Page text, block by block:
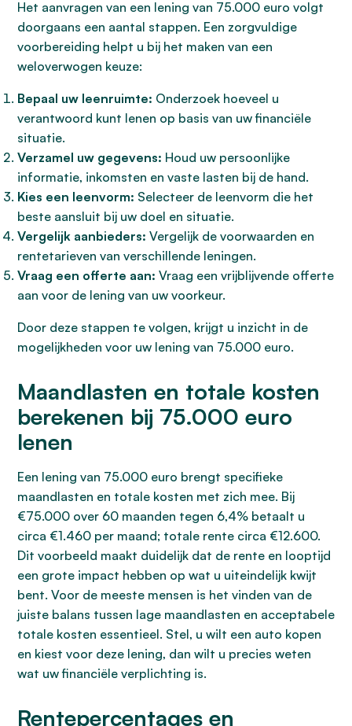
Het aanvragen van een lening van 75.000 euro volgt
doorgaans een aantal stappen. Een zorgvuldige
voorbereiding helpt u bij het maken van een
weloverwogen keuze:
Bepaal uw leenruimte: Onderzoek hoeveel u
verantwoord kunt lenen op basis van uw financiële
situatie.
Verzamel uw gegevens: Houd uw persoonlijke
informatie, inkomsten en vaste lasten bij de hand.
Kies een leenvorm: Selecteer de leenvorm die het
beste aansluit bij uw doel en situatie.
Vergelijk aanbieders: Vergelijk de voorwaarden en
rentetarieven van verschillende leningen.
Vraag een offerte aan: Vraag een vrijblijvende offerte
aan voor de lening van uw voorkeur.
Door deze stappen te volgen, krijgt u inzicht in de
mogelijkheden voor uw lening van 75.000 euro.
Maandlasten en totale kosten
berekenen bij 75.000 euro
lenen
Een lening van 75.000 euro brengt specifieke
maandlasten en totale kosten met zich mee. Bij
€75.000 over 60 maanden tegen 6,4% betaalt u
circa €1.460 per maand; totale rente circa €12.600.
Dit voorbeeld maakt duidelijk dat de rente en looptijd
een grote impact hebben op wat u uiteindelijk kwijt
bent. Voor de meeste mensen is het vinden van de
juiste balans tussen lage maandlasten en acceptabele
totale kosten essentieel. Stel, u wilt een auto kopen
en kiest voor deze lening, dan wilt u precies weten
wat uw financiële verplichting is.
Rentepercentages en